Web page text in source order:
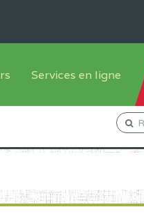
francophone
Services en ligne
Orientation Conseil
Gestion du Personnel